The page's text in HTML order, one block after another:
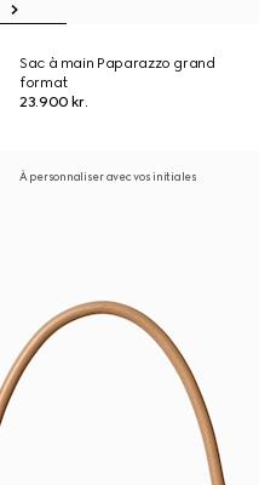
Sac à main Paparazzo grand
format
23.900 kr.
À personnaliser avec vos initiales